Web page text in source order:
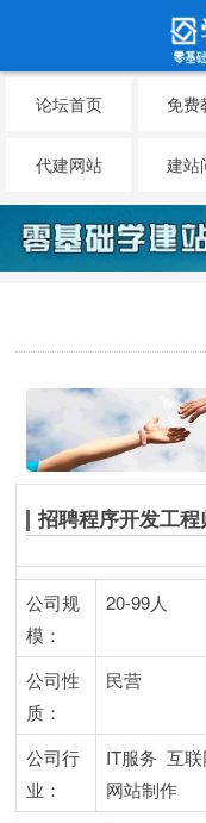
论坛首页 免费
代建网站 建站
招聘程序开发工
公司规
模：
20-99人
公司性
质：
民营
公司行
业：
IT服务 互
网站制作